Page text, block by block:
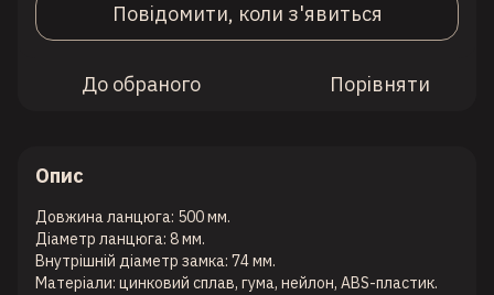
Повідомити, коли з'явиться
До обраного Порівняти
Опис
Довжина ланцюга: 500 мм.
Діаметр ланцюга: 8 мм.
Внутрішній діаметр замка: 74 мм.
Матеріали: цинковий сплав, гума, нейлон, ABS-пластик.